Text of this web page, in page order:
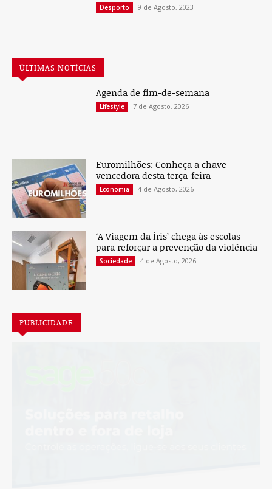
Desporto 9 de Agosto, 2023
ÚLTIMAS NOTÍCIAS
Agenda de fim-de-semana
Lifestyle 7 de Agosto, 2026
Euromilhões: Conheça a chave
vencedora desta terça-feira
Economia 4 de Agosto, 2026
‘A Viagem da Íris’ chega às escolas
para reforçar a prevenção da violência
Sociedade 4 de Agosto, 2026
PUBLICIDADE